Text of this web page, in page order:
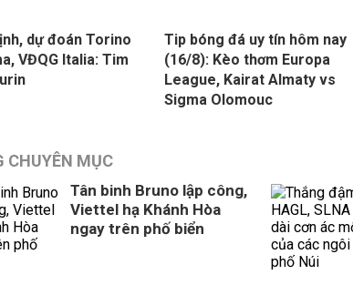
dự đoán Torino
VĐQG Italia: Tim
Tip bóng đá uy tín hôm nay
(16/8): Kèo thơm Europa
League, Kairat Almaty vs
Sigma Olomouc
CHUYÊN MỤC
Tân binh Bruno lập công,
Viettel hạ Khánh Hòa
ngay trên phố biển